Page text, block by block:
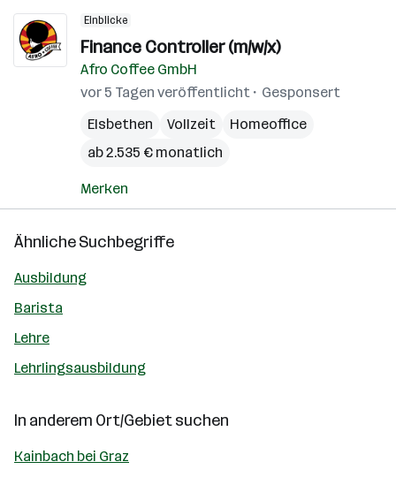
Einblicke
Finance Controller (m/w/x)
Afro Coffee GmbH
vor 5 Tagen veröffentlicht
Gesponsert
Elsbethen
Vollzeit
Homeoffice
ab 2.535 € monatlich
Merken
Ähnliche Suchbegriffe
Ausbildung
Barista
Lehre
Lehrlingsausbildung
In anderem Ort/Gebiet suchen
Kainbach bei Graz